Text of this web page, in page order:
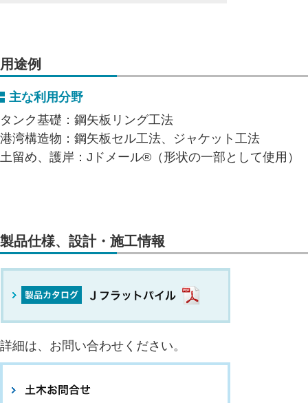
用途例
主な利用分野
タンク基礎：鋼矢板リング工法
港湾構造物：鋼矢板セル工法、ジャケット工法
土留め、護岸：Jドメール®（形状の一部として使用）
製品仕様、設計・施工情報
詳細は、お問い合わせください。